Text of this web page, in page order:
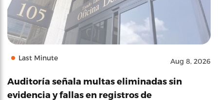
Last Minute Aug 8, 2026
Auditoría señala multas eliminadas sin
evidencia y fallas en registros de